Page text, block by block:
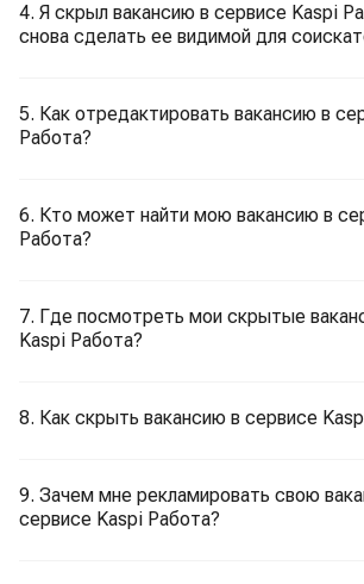
4. Я скрыл вакансию в сервисе Kaspi
снова сделать ее видимой для
5. Как отредактировать вакансию в
Работа?
6. Кто может найти мою вакансию в
Работа?
7. Где посмотреть мои скрытые
Kaspi Работа?
8. Как скрыть вакансию в сервисе
9. Зачем мне рекламировать свою
сервисе Kaspi Работа?